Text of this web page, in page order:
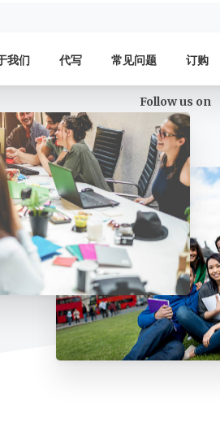
我们 代写 常见问题 订购
Follow us on